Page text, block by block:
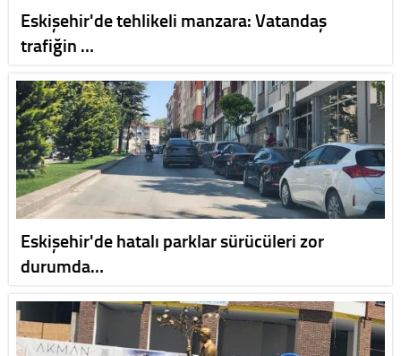
Eskişehir'de tehlikeli manzara: Vatandaş
trafiğin …
Eskişehir'de hatalı parklar sürücüleri zor
durumda…